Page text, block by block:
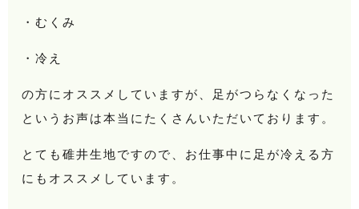
・むくみ
・冷え
の方にオススメしていますが、足がつらなくなった
というお声は本当にたくさんいただいております。
とても碓井生地ですので、お仕事中に足が冷える方
にもオススメしています。